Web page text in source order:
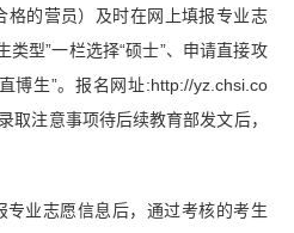
格的营员）及时在网上填报专业志
类型”一栏选择“硕士”、申请直接攻
博生”。报名网址:http://yz.chsi.co
取注意事项待后续教育部发文后，
专业志愿信息后，通过考核的考生